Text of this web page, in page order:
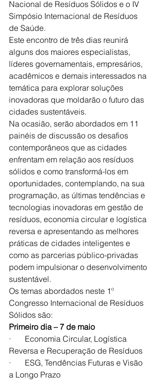
Nacional de Resíduos Sólidos e o IV
Simpósio Internacional de Resíduos
de Saúde.
Este encontro de três dias reunirá
alguns dos maiores especialistas,
líderes governamentais, empresários,
acadêmicos e demais interessados na
temática para explorar soluções
inovadoras que moldarão o futuro das
cidades sustentáveis.
Na ocasião, serão abordados em 11
painéis de discussão os desafios
contemporâneos que as cidades
enfrentam em relação aos resíduos
sólidos e como transformá-los em
oportunidades, contemplando, na sua
programação, as últimas tendências e
tecnologias inovadoras em gestão de
resíduos, economia circular e logística
reversa e apresentando as melhores
práticas de cidades inteligentes e
como as parcerias público-privadas
podem impulsionar o desenvolvimento
sustentável.
Os temas abordados neste 1º
Congresso Internacional de Resíduos
Sólidos são:
Primeiro dia – 7 de maio
·       Economia Circular, Logística
Reversa e Recuperação de Resíduos
·       ESG, Tendências Futuras e Visão
a Longo Prazo